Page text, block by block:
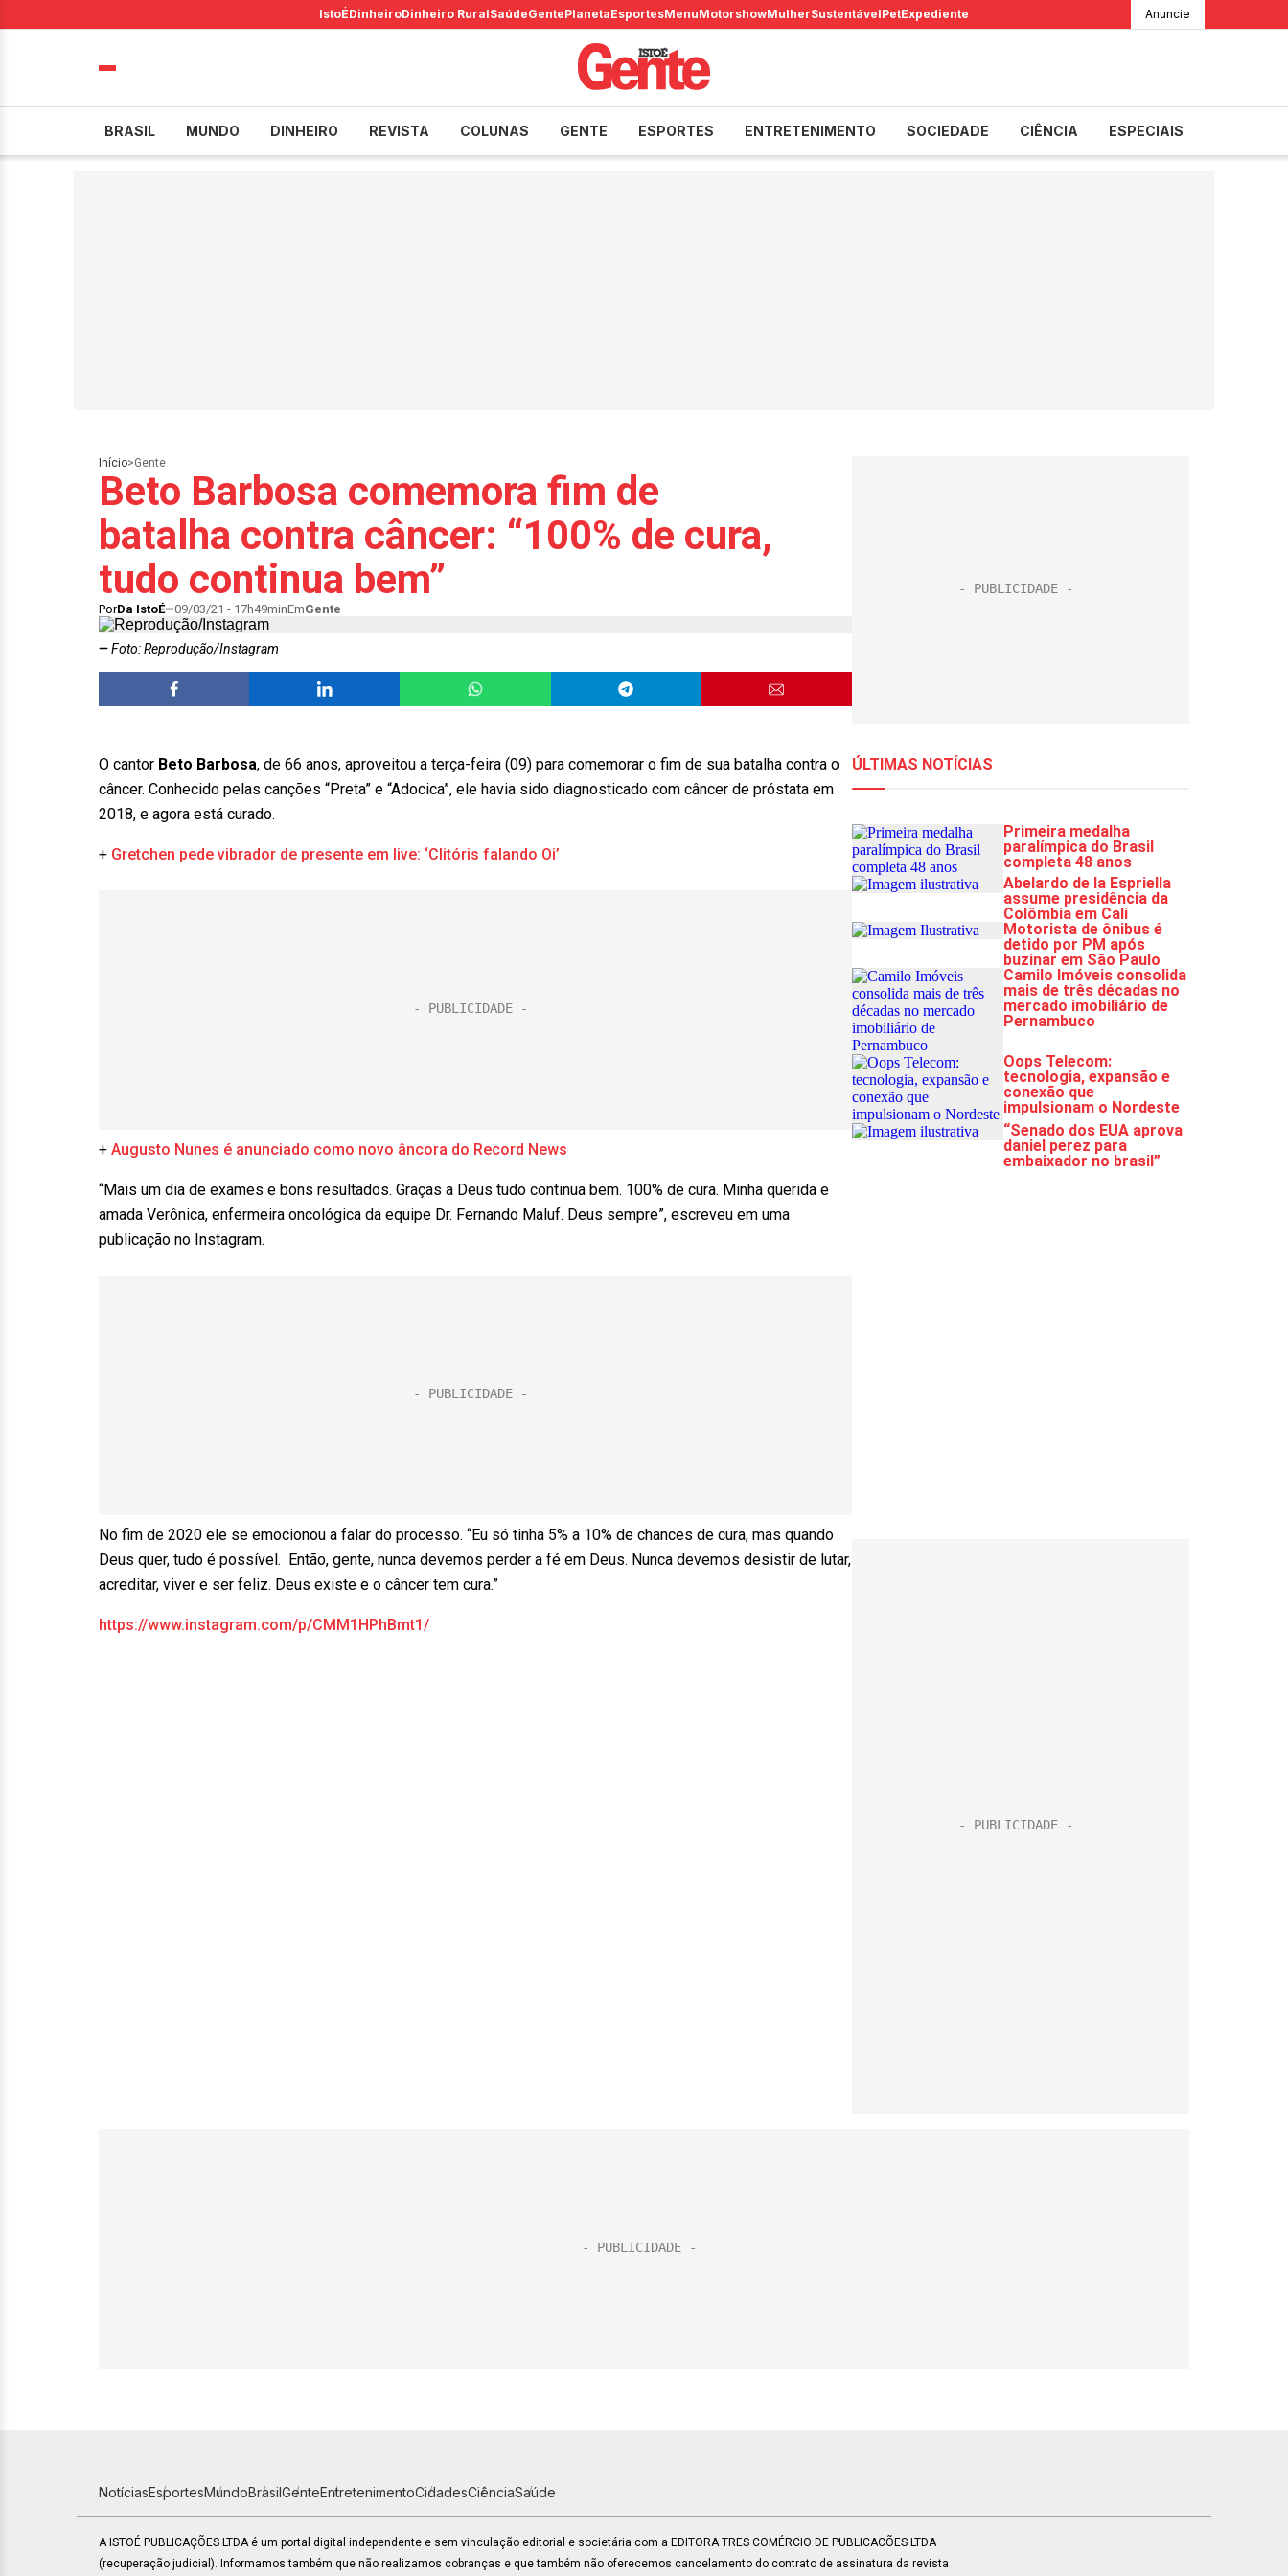
IstoÉDinheiroDinheiro RuralSaúdeGentePlanetaEsportesMenuMotorshowMulherSustentávelPetExpediente Anuncie
BRASIL MUNDO DINHEIRO REVISTA COLUNAS GENTE ESPORTES ENTRETENIMENTO SOCIEDADE CIÊNCIA ESPECIAIS
Início>Gente
Beto Barbosa comemora fim de
batalha contra câncer: “100% de cura,
tudo continua bem”
PorDa IstoÉ 09/03/21 - 17h49minEmGente
Foto: Reprodução/Instagram
O cantor Beto Barbosa, de 66 anos, aproveitou a terça-feira (09) para comemorar o fim de sua batalha contra o
câncer. Conhecido pelas canções “Preta” e “Adocica”, ele havia sido diagnosticado com câncer de próstata em
2018, e agora está curado.
+ Gretchen pede vibrador de presente em live: ‘Clitóris falando Oi’
+ Augusto Nunes é anunciado como novo âncora do Record News
“Mais um dia de exames e bons resultados. Graças a Deus tudo continua bem. 100% de cura. Minha querida e
amada Verônica, enfermeira oncológica da equipe Dr. Fernando Maluf. Deus sempre”, escreveu em uma
publicação no Instagram.
No fim de 2020 ele se emocionou a falar do processo. “Eu só tinha 5% a 10% de chances de cura, mas quando
Deus quer, tudo é possível. Então, gente, nunca devemos perder a fé em Deus. Nunca devemos desistir de lutar,
acreditar, viver e ser feliz. Deus existe e o câncer tem cura.”
https://www.instagram.com/p/CMM1HPhBmt1/
NotíciasEsportesMundoBrasilGenteEntretenimentoCidadesCiênciaSaúde
A ISTOÉ PUBLICAÇÕES LTDA é um portal digital independente e sem vinculação editorial e societária com a EDITORA TRES COMÉRCIO DE PUBLICACÕES LTDA
(recuperação judicial). Informamos também que não realizamos cobranças e que também não oferecemos cancelamento do contrato de assinatura da revista